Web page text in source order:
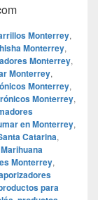
Monterrey,
Monterrey,
Monterrey,
Monterrey,
Monterrey,
Monterrey,
en Monterrey,
Catarina,
Marihuana
Monterrey,
para